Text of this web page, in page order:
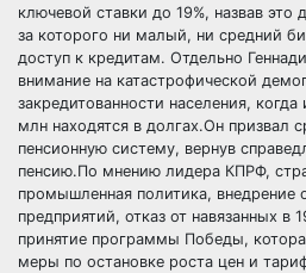
ключевой ставки до 19%, назвав
за которого ни малый, ни средний
доступ к кредитам. Отдельно
внимание на катастрофической
закредитованности населения,
млн находятся в долгах.Он призвал
пенсионную систему, вернув
пенсию.По мнению лидера КПРФ,
промышленная политика, внедрение
предприятий, отказ от навязанных в
принятие программы Победы,
меры по остановке роста цен и